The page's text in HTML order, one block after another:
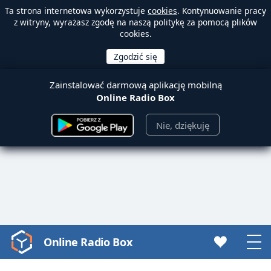
Ta strona internetowa wykorzystuje cookies. Kontynuowanie pracy
z witryny, wyrażasz zgodę na naszą politykę za pomocą plików
cookies.
Zainstalować darmową aplikację mobilną
Online Radio Box
Nie, dziękuję
Video
Player
Online Radio Box